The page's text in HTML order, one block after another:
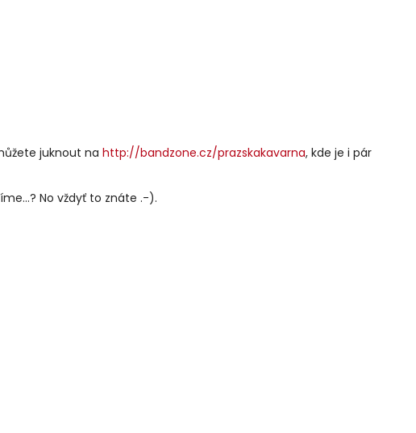
juknout na http://bandzone.cz/prazskakavarna, kde je i pár
No vždyť to znáte .-).